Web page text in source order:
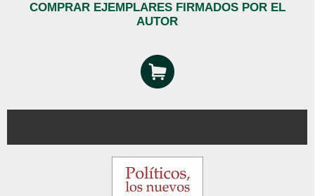
COMPRAR EJEMPLARES FIRMADOS POR EL
AUTOR